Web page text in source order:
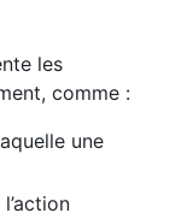
les
comme :
une